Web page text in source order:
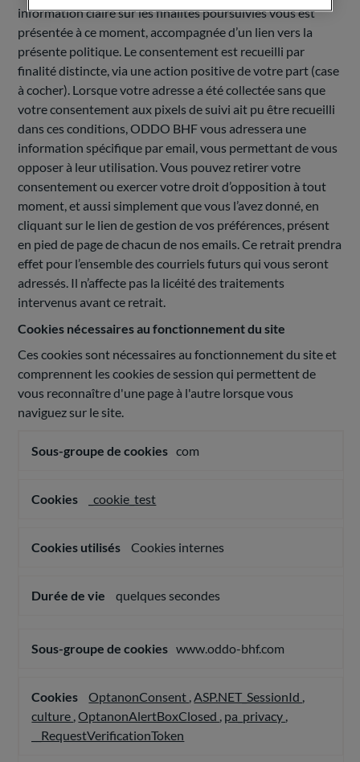
information claire sur les finalités poursuivies vous est
présentée à ce moment, accompagnée d’un lien vers la
présente politique. Le consentement est recueilli par
finalité distincte, via une action positive de votre part (case
à cocher). Lorsque votre adresse a été collectée sans que
votre consentement aux pixels de suivi ait pu être recueilli
dans ces conditions, ODDO BHF vous adressera une
information spécifique par email, vous permettant de vous
opposer à leur utilisation. Vous pouvez retirer votre
consentement ou exercer votre droit d’opposition à tout
moment, et aussi simplement que vous l’avez donné, en
cliquant sur le lien de gestion de vos préférences, présent
en pied de page de chacun de nos emails. Ce retrait prendra
effet pour l’ensemble des courriels futurs qui vous seront
adressés. Il n’affecte pas la licéité des traitements
intervenus avant ce retrait.
Cookies nécessaires au fonctionnement du site
Ces cookies sont nécessaires au fonctionnement du site et
comprennent les cookies de session qui permettent de
vous reconnaître d'une page à l'autre lorsque vous
naviguez sur le site.
nécessaires
du
com
_cookie_test
Cookies internes
quelques secondes
www.oddo-bhf.com
OptanonConsent ASP.NET_SessionId
culture ,OptanonAlertBoxClosed pa_privacy
__RequestVerificationToken